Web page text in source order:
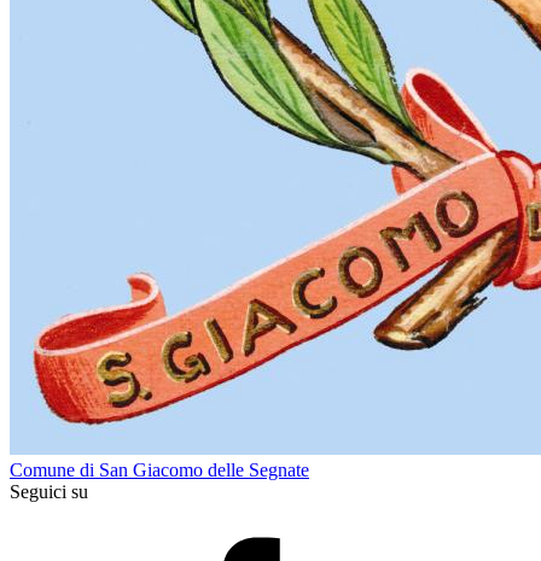
Comune di San Giacomo delle Segnate
Seguici su